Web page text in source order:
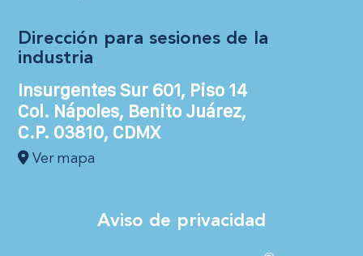
Dirección para sesiones de la
industria
Insurgentes Sur 601, Piso 14
Col. Nápoles, Benito Juárez,
C.P. 03810, CDMX
Ver mapa
Aviso de privacidad